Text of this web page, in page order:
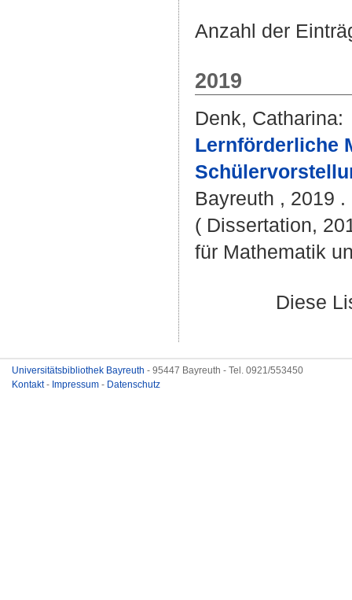
Anzahl der
2019
Denk, Catharina:
Lernförderliche
Bayreuth , 2019
( Dissertation,
für Mathematik
Diese
Universitätsbibliothek Bayreuth - 95447 Bayreuth - Tel. 0921/553450
Kontakt- Impressum - Datenschutz